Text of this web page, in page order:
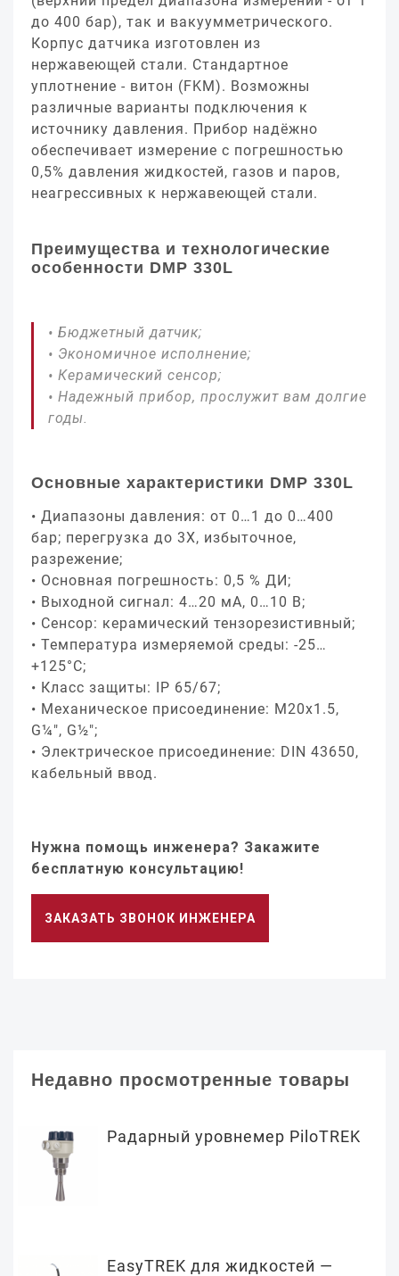
до 400 бар), так и вакуумметрического.
Корпус датчика изготовлен из
нержавеющей стали. Стандартное
уплотнение - витон (FKM). Возможны
различные варианты подключения к
источнику давления. Прибор надёжно
обеспечивает измерение с погрешностью
0,5% давления жидкостей, газов и паров,
неагрессивных к нержавеющей стали.
Преимущества и технологические
особенности DMP 330L
Бюджетный датчик;
Экономичное исполнение;
Керамический сенсор;
Надежный прибор, прослужит вам долгие
годы.
Основные характеристики DMP 330L
Диапазоны давления: от 0…1 до 0…400
бар; перегрузка до 3Х, избыточное,
разрежение;
Основная погрешность: 0,5 % ДИ;
Выходной сигнал: 4…20 мA, 0…10 В;
Сенсор: керамический тензорезистивный;
Температура измеряемой среды: -25…
+125°C;
Класс защиты: IP 65/67;
Механическое присоединение: M20x1.5,
G¼", G½";
Электрическое присоединение: DIN 43650,
кабельный ввод.
Нужна помощь инженера? Закажите
бесплатную консультацию!
ЗАКАЗАТЬ ЗВОНОК ИНЖЕНЕРА
Недавно просмотренные товары
Радарный уровнемер PiloTREK
EasyTREK для жидкостей —